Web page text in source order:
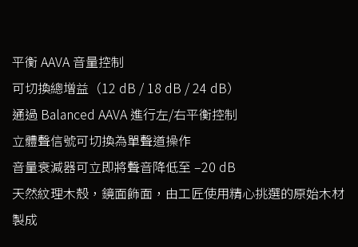
平衡 AAVA 音量控制
可切換總增益（12 dB / 18 dB / 24 dB）
通過 Balanced AAVA 進行左/右平衡控制
立體聲信號可切換為單聲道操作
音量衰減器可立即將聲音降低至 –20 dB
天然紋理木殼，鏡面飾面，由工匠使用精心挑選的原始木材
製成